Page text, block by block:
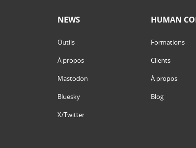
NEWS
Outils
À propos
Mastodon
Bluesky
X/Twitter
HUMAN
Formations
Clients
À propos
Blog